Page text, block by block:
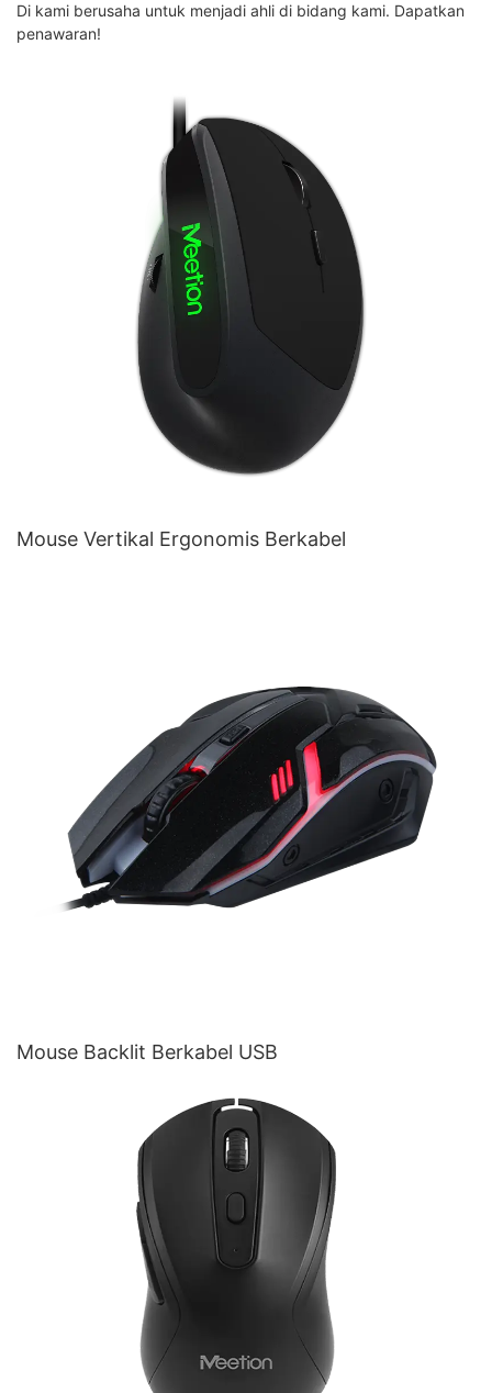
Di kami berusaha untuk menjadi ahli di bidang kami. Dapatkan
penawaran!
Mouse Vertikal Ergonomis Berkabel
Mouse Backlit Berkabel USB